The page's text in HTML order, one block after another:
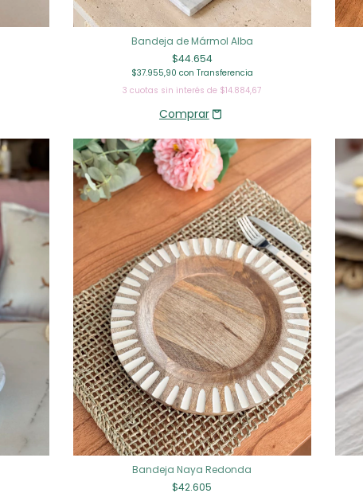
Bandeja de Mármol Alba
$44.654
$37.955,90 con Transferencia
3 cuotas sin interés de $14.884,67
Bandeja Naya Redonda
$42.605